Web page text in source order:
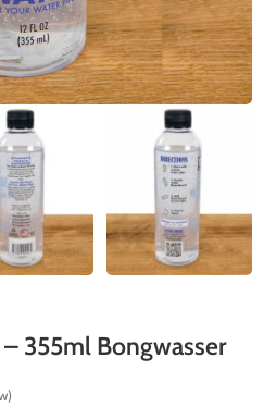
– 355ml Bongwasser